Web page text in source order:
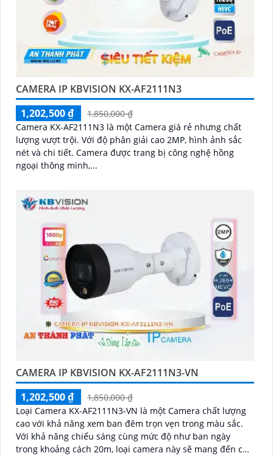
CAMERA IP KBVISION KX-AF2111N3
1,202,500 ₫
1,850,000 ₫
Camera KX-AF2111N3 là một Camera giá rẻ nhưng chất
lượng vượt trội. Với độ phân giải cao 2MP, hình ảnh sắc
nét và chi tiết. Camera được trang bị công nghệ hồng
ngoại thông minh,...
CAMERA IP KBVISION KX-AF2111N3-VN
1,202,500 ₫
1,850,000 ₫
Loại Camera KX-AF2111N3-VN là một Camera chất lượng
cao với khả năng xem ban đêm trọn vẹn trong màu sắc.
Với khả năng chiếu sáng cùng mức độ như ban ngày
trong khoảng cách 20m, loại camera này sẽ mang đến cho